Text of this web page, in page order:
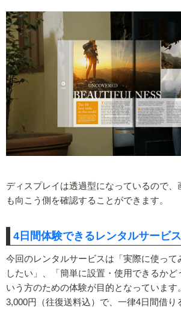
ディスプレイは透過型になっているので、
も向こう側を確認することができます。
4日間体験できるレンタルサービ
今回のレンタルサービスは「実際に使って
したい」、「簡単に設置・使用できるかど
いう方のための体験が目的となっています
3,000円（往復送料込）で、一律4日間借り